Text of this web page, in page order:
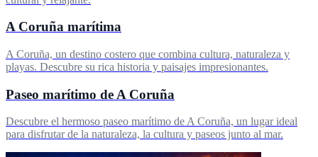
A Coruña marítima
A Coruña, un destino costero que combina cultura, naturaleza y
playas. Descubre su rica historia y paisajes impresionantes.
Paseo marítimo de A Coruña
Descubre el hermoso paseo marítimo de A Coruña, un lugar ideal
para disfrutar de la naturaleza, la cultura y paseos junto al mar.